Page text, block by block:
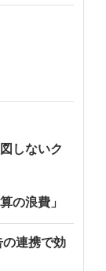
しないク
の浪費」
連携で効